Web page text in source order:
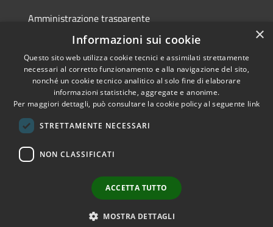
Amministrazione trasparente
Albo pretorio
Informativa privacy
Note legali
Dichiarazione di accessibilità
RSS
Municipium
×
Informazioni sui cookie
Questo sito web utilizza cookie tecnici e assimilati strettamente
necessari al corretto funzionamento e alla navigazione del sito,
nonché un cookie tecnico analitico al solo fine di elaborare
informazioni statistiche, aggregate e anonime.
Per maggiori dettagli, può consultare la cookie policy al seguente link
STRETTAMENTE NECESSARI
NON CLASSIFICATI
ACCETTA TUTTO
MOSTRA DETTAGLI